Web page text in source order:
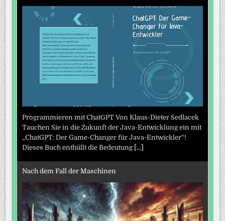
Programmieren mit ChatGPT Von Klaus-Dieter Sedlacek
Tauchen Sie in die Zukunft der Java-Entwicklung ein mit
„ChatGPT: Der Game-Changer für Java-Entwickler“!
Dieses Buch enthüllt die Bedeutung [...]
Nach dem Fall der Maschinen